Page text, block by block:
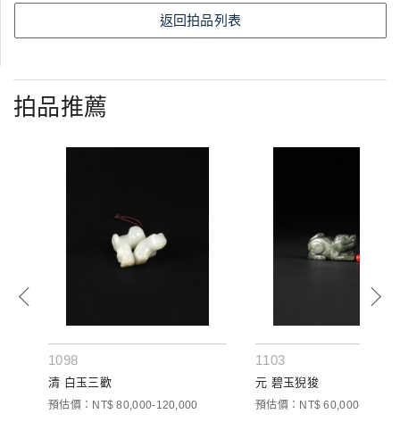
返回拍品列表
拍品推薦
1098
清 白玉三歡
預估價：NT$ 80,000-120,000
1103
元 碧玉猊狻
預估價：NT$ 60,000-